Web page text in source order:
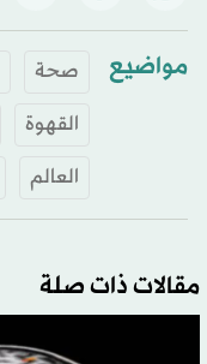
مواضيع صحة
القهوة
العالم
مقالات ذات صلة